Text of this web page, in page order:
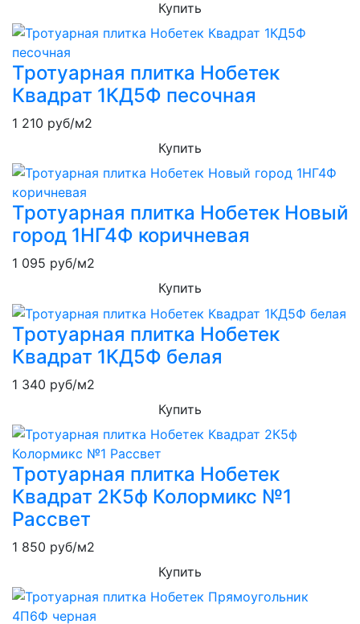
Купить
Тротуарная плитка Нобетек
Квадрат 1КД5Ф песочная
1 210 руб/м2
Купить
Тротуарная плитка Нобетек Новый
город 1НГ4Ф коричневая
1 095 руб/м2
Купить
Тротуарная плитка Нобетек
Квадрат 1КД5Ф белая
1 340 руб/м2
Купить
Тротуарная плитка Нобетек
Квадрат 2К5ф Колормикс №1
Рассвет
1 850 руб/м2
Купить